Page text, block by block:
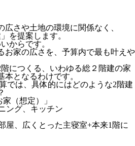
さや土地の環境に関係なく、
を提案します。
からです。
お家の広さを、予算内で最も叶えや
につくる、いわゆる総２階建の家
となるわけです。
では、具体的にはどのような2階建
家（想定）」
ング、キッチン
屋、広くとった主寝室+本来1階に